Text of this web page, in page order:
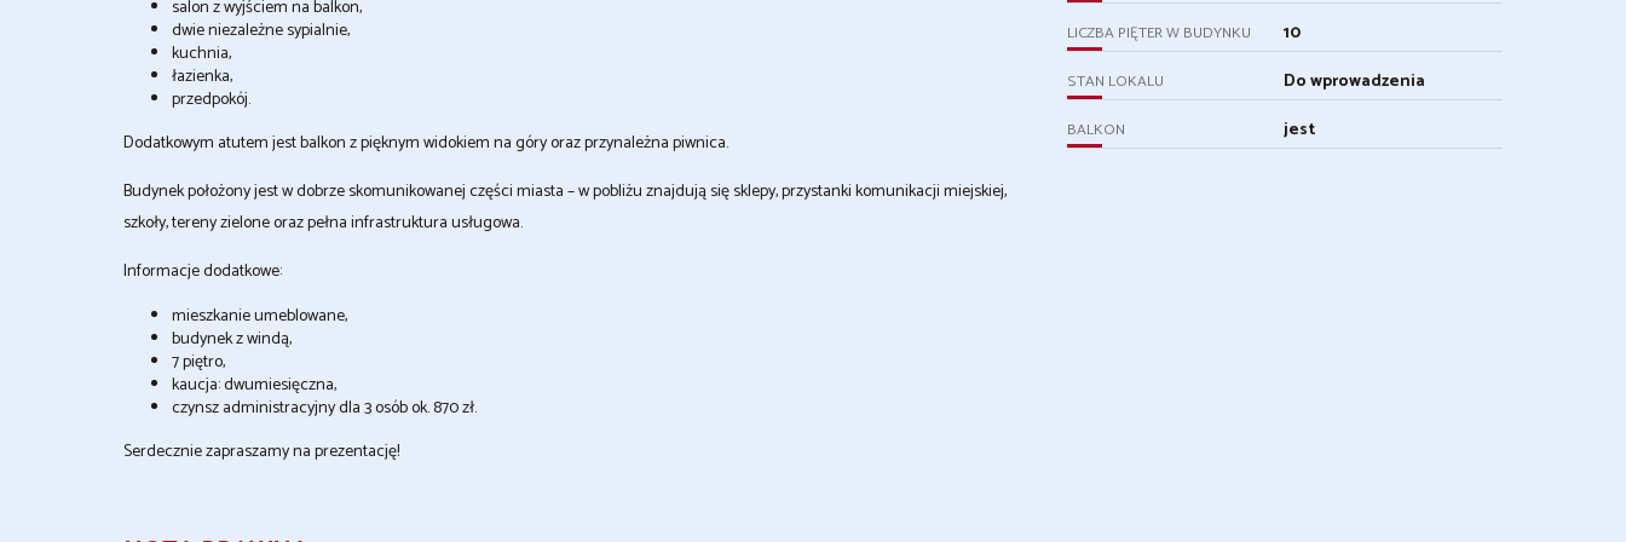
salon z wyjściem na balkon,
dwie niezależne sypialnie,
kuchnia,
łazienka,
przedpokój.
Dodatkowym atutem jest balkon z pięknym widokiem na góry oraz przynależna piwnica.
Budynek położony jest w dobrze skomunikowanej części miasta – w pobliżu znajdują się sklepy, przystanki komunikacji miejskiej,
szkoły, tereny zielone oraz pełna infrastruktura usługowa.
Informacje dodatkowe:
mieszkanie umeblowane,
budynek z windą,
7 piętro,
kaucja: dwumiesięczna,
czynsz administracyjny dla 3 osób ok. 870 zł.
Serdecznie zapraszamy na prezentację!
LICZBA PIĘTER W BUDYNKU 10
STAN LOKALU Do wprowadzenia
BALKON jest